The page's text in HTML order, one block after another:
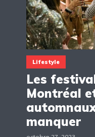
Lifestyle
Les
Montréal
manquer